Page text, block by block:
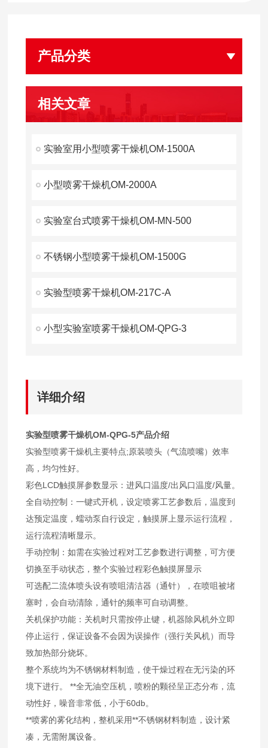
产品分类
相关文章
实验室用小型喷雾干燥机OM-1500A
小型喷雾干燥机OM-2000A
实验室台式喷雾干燥机OM-MN-500
不锈钢小型喷雾干燥机OM-1500G
实验型喷雾干燥机OM-217C-A
小型实验室喷雾干燥机OM-QPG-3
详细介绍
实验型喷雾干燥机OM-QPG-5产品介绍
实验型喷雾干燥机主要特点;原装喷头（气流喷嘴）效率
高，均匀性好。
彩色LCD触摸屏参数显示：进风口温度/出风口温度/风量。
全自动控制：一键式开机，设定喷雾工艺参数后，温度到
达预定温度，蠕动泵自行设定，触摸屏上显示运行流程，
运行流程清晰显示。
手动控制：如需在实验过程对工艺参数进行调整，可方便
切换至手动状态，整个实验过程彩色触摸屏显示
可选配二流体喷头设有喷咀清洁器（通针），在喷咀被堵
塞时，会自动清除，通针的频率可自动调整。
关机保护功能：关机时只需按停止键，机器除风机外立即
停止运行，保证设备不会因为误操作（强行关风机）而导
致加热部分烧坏。
整个系统均为不锈钢材料制造，使干燥过程在无污染的环
境下进行。 **全无油空压机，喷粉的颗径呈正态分布，流
动性好，噪音非常低，小于60db。
**喷雾的雾化结构，整机采用**不锈钢材料制造，设计紧
凑，无需附属设备。